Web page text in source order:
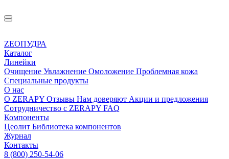
ZEOПУДРА
Каталог
Линейки
Очищение Увлажнение Омоложение Проблемная кожа
Специальные продукты
О нас
О ZERAPY Отзывы Нам доверяют Акции и предложения
Сотрудничество с ZERAPY FAQ
Компоненты
Цеолит Библиотека компонентов
Журнал
Контакты
8 (800) 250-54-06